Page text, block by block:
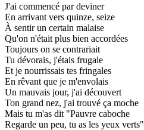
J'ai commencé par deviner
En arrivant vers quinze, seize
À sentir un certain malaise
Qu'on n'était plus bien accordées
Toujours on se contrariait
Tu dévorais, j'étais frugale
Et je nourrissais tes fringales
En rêvant que je m'envolais
Un mauvais jour, j'ai découvert
Ton grand nez, j'ai trouvé ça moche
Mais tu m'as dit "Pauvre caboche
Regarde un peu, tu as les yeux verts"